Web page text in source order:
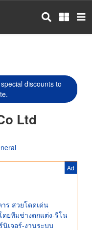
discounts to
Ltd
Ad
ร สวยโดดเด่น
ยทีมช่างตกแต่ง-รีโน
เจอร์-งานระบบ